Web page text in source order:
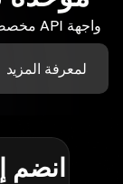
واجهة API مخصصة لكل أداة. بسيطة، سريعة، وموثقة بالكامل
لمعرفة المزيد
انضم